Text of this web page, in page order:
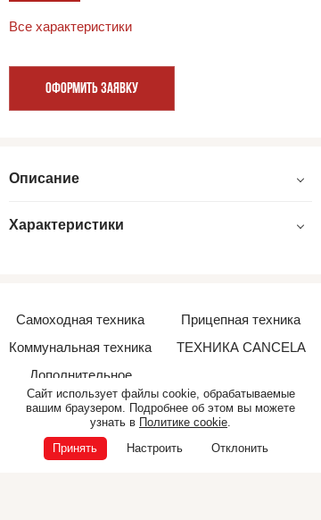
Все характеристики
ОФОРМИТЬ ЗАЯВКУ
Описание
Характеристики
Самоходная техника
Прицепная техника
Коммунальная техника
ТЕХНИКА CANCELA
Дополнительное
оборудование
© ООО «Э.П.Ф.», 2026
Сайт использует файлы cookie, обрабатываемые
вашим браузером. Подробнее об этом вы можете
узнать в Политике cookie.
Принять
Настроить Отклонить